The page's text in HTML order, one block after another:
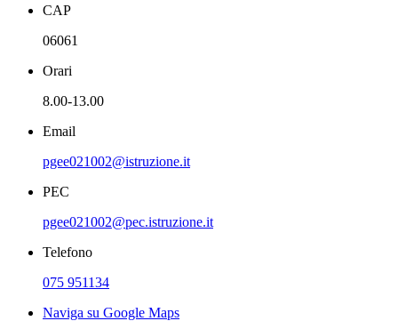
CAP
06061
Orari
8.00-13.00
Email
pgee021002@istruzione.it
PEC
pgee021002@pec.istruzione.it
Telefono
075 951134
Naviga su Google Maps